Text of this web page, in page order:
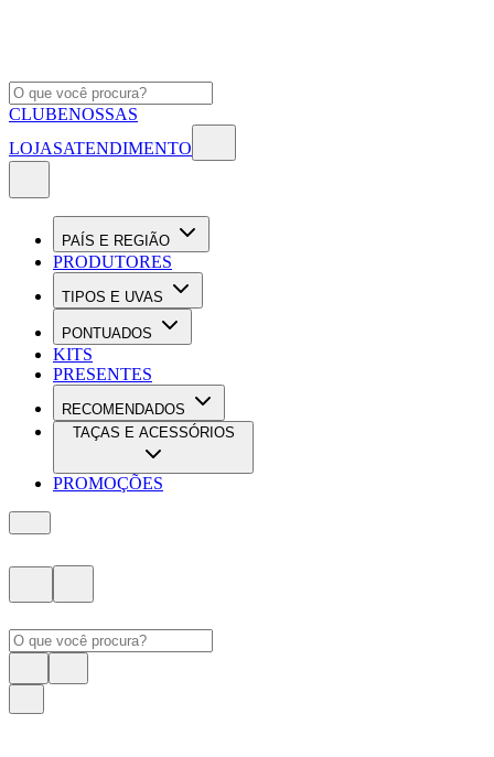
CLUBENOSSAS
LOJASATENDIMENTO
PAÍS E REGIÃO
PRODUTORES
TIPOS E UVAS
PONTUADOS
KITS
PRESENTES
RECOMENDADOS
TAÇAS E ACESSÓRIOS
PROMOÇÕES